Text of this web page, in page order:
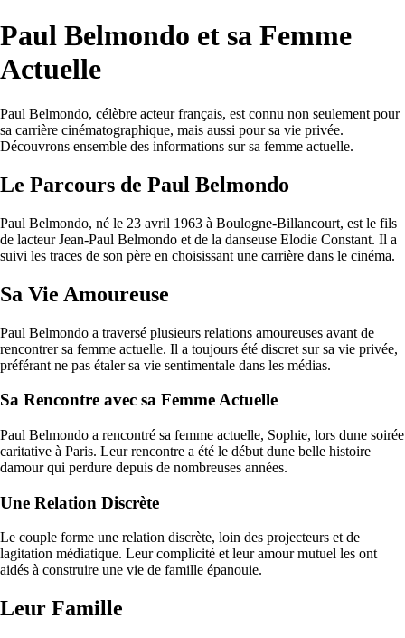
Paul Belmondo et sa Femme
Actuelle
Paul Belmondo, célèbre acteur français, est connu non seulement pour
sa carrière cinématographique, mais aussi pour sa vie privée.
Découvrons ensemble des informations sur sa femme actuelle.
Le Parcours de Paul Belmondo
Paul Belmondo, né le 23 avril 1963 à Boulogne-Billancourt, est le fils
de lacteur Jean-Paul Belmondo et de la danseuse Elodie Constant. Il a
suivi les traces de son père en choisissant une carrière dans le cinéma.
Sa Vie Amoureuse
Paul Belmondo a traversé plusieurs relations amoureuses avant de
rencontrer sa femme actuelle. Il a toujours été discret sur sa vie privée,
préférant ne pas étaler sa vie sentimentale dans les médias.
Sa Rencontre avec sa Femme Actuelle
Paul Belmondo a rencontré sa femme actuelle, Sophie, lors dune soirée
caritative à Paris. Leur rencontre a été le début dune belle histoire
damour qui perdure depuis de nombreuses années.
Une Relation Discrète
Le couple forme une relation discrète, loin des projecteurs et de
lagitation médiatique. Leur complicité et leur amour mutuel les ont
aidés à construire une vie de famille épanouie.
Leur Famille